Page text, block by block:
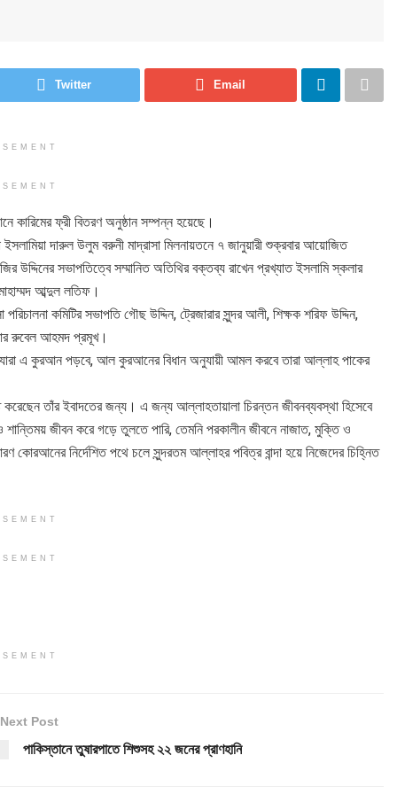
Twitter Email
ফ্রী বিতরণ অনুষ্ঠান সম্পন্ন হয়েছে।
ইসলামিয়া দারুল উলুম বরুনী মাদ্রাসা মিলনায়তনে ৭ জানুয়ারী শুক্রবার আয়োজিত
উদ্দিনের সভাপতিত্বে সম্মানিত অতিথির বক্তব্য রাখেন প্রখ্যাত ইসলামি স্কলার
আব্দুল লতিফ।
কমিটির সভাপতি গৌছ উদ্দিন, ট্রেজারার সুন্দর আলী, শিক্ষক শরিফ উদ্দিন,
রুবেল আহমদ প্রমূখ।
এ কুরআন পড়বে, আল কুরআনের বিধান অনুযায়ী আমল করবে তারা আল্লাহ পাকের
তাঁর ইবাদতের জন্য। এ জন্য আল্লাহতায়ালা চিরন্তন জীবনব্যবস্থা হিসেবে
জীবন করে গড়ে তুলতে পারি, তেমনি পরকালীন জীবনে নাজাত, মুক্তি ও
নির্দেশিত পথে চলে সুন্দরতম আল্লাহর পবিত্র বান্দা হয়ে নিজেদের চিহ্নিত
Next Post
পাকিস্তানে তুষারপাতে শিশুসহ ২২ জনের প্রাণহানি